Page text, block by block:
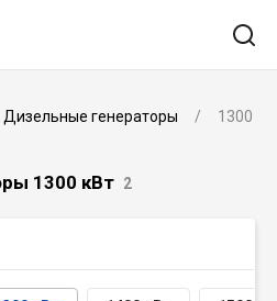
Дизельные генераторы
1300
1300 кВт 2